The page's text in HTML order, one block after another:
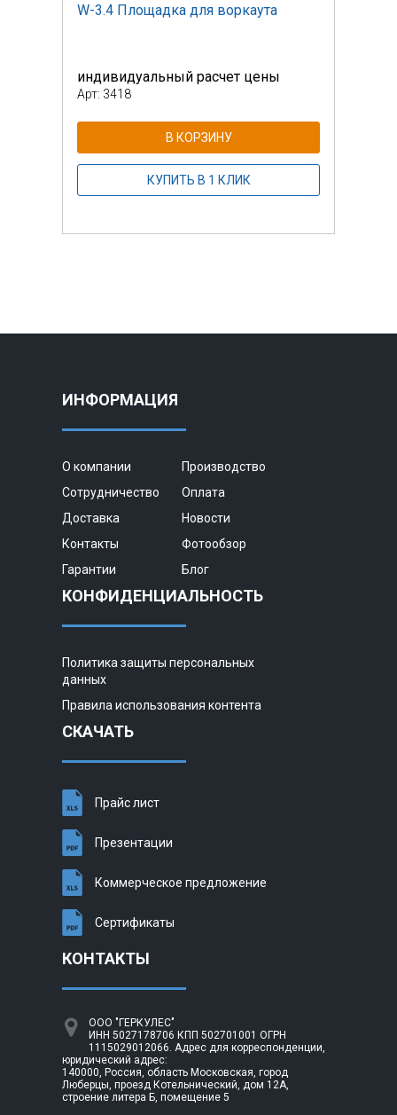
W-3.4 Площадка для воркаута
индивидуальный расчет цены
Арт: 3418
В КОРЗИНУ
КУПИТЬ В 1 КЛИК
ИНФОРМАЦИЯ
О компании
Производство
Сотрудничество
Оплата
Доставка
Новости
Контакты
Фотообзор
Гарантии
Блог
КОНФИДЕНЦИАЛЬНОСТЬ
Политика защиты персональных
данных
Правила использования контента
СКАЧАТЬ
Прайс лист
Презентации
Коммерческое предложение
Сертификаты
КОНТАКТЫ
ООО "ГЕРКУЛЕС"
ИНН 5027178706 КПП 502701001 ОГРН
1115029012066. Адрес для корреспонденции,
юридический адрес:
140000, Россия, область Московская, город
Люберцы, проезд Котельнический, дом 12А,
строение литера Б, помещение 5